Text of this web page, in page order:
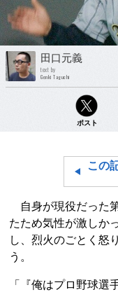
田口元義
text by
Genki Taguchi
ポスト
この
自身が現役だった
たため気性が激しか
し、烈火のごとく怒
う。
「『俺はプロ野球選